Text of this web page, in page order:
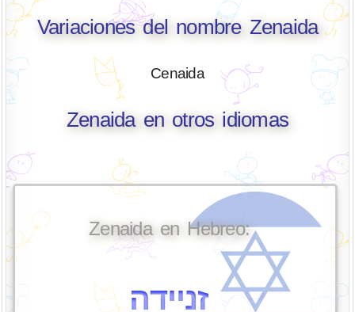
Variaciones del nombre Zenaida
Cenaida
Zenaida en otros idiomas
Zenaida en Hebreo:
זניידה